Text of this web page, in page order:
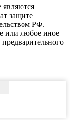
являются
защите
РФ.
или любое иное